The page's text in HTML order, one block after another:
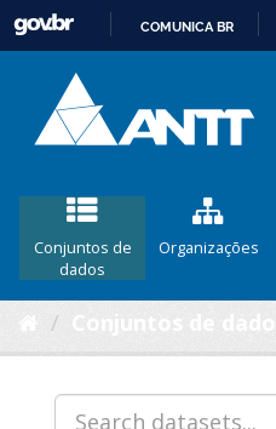
COMUNICA BR
Conjuntos de
dados
Organizações